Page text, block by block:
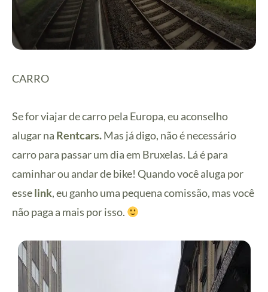
CARRO
Se for viajar de carro pela Europa, eu aconselho
alugar na Rentcars.Mas já digo, não é necessário
carro para passar um dia em Bruxelas. Lá é para
caminhar ou andar de bike! Quando você aluga por
esselink, eu ganho uma pequena comissão, mas você
não paga a mais por isso.